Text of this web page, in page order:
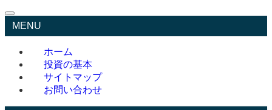
MENU
ホーム
投資の基本
サイトマップ
お問い合わせ